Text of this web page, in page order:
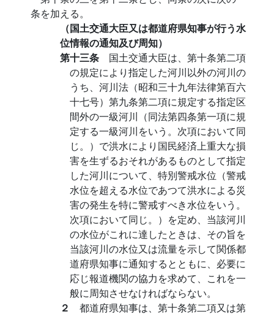
条を加える。
（国土交通大臣又は都道府県知事が行う水
位情報の通知及び周知）
第十三条 国土交通大臣は、第十条第二項
の規定により指定した河川以外の河川の
うち、河川法（昭和三十九年法律第百六
十七号）第九条第二項に規定する指定区
間外の一級河川（同法第四条第一項に規
定する一級河川をいう。次項において同
じ。）で洪水により国民経済上重大な損
害を生ずるおそれがあるものとして指定
した河川について、特別警戒水位（警戒
水位を超える水位であつて洪水による災
害の発生を特に警戒すべき水位をいう。
次項において同じ。）を定め、当該河川
の水位がこれに達したときは、その旨を
当該河川の水位又は流量を示して関係都
道府県知事に通知するとともに、必要に
応じ報道機関の協力を求めて、これを一
般に周知させなければならない。
２ 都道府県知事は、第十条第二項又は第